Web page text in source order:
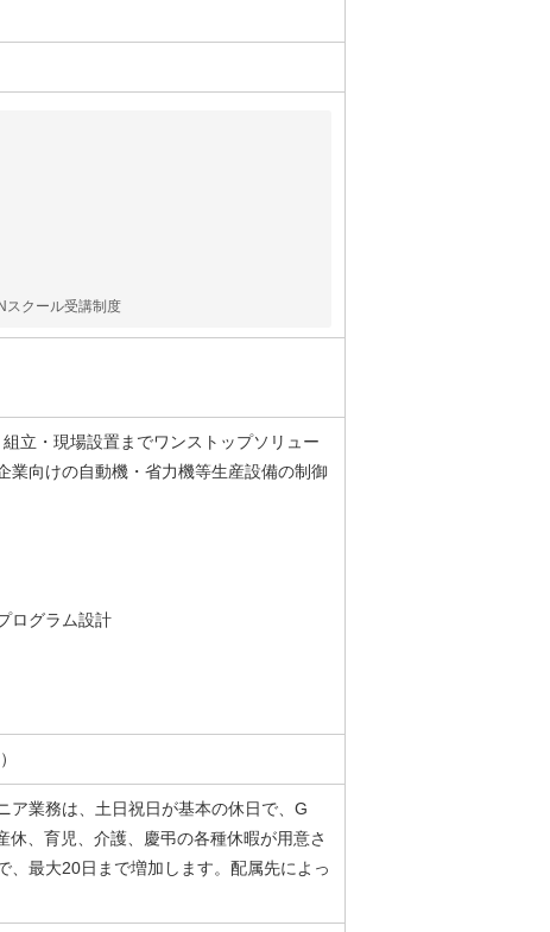
スクール受講制度
立・現場設置までワンストップソリュー
業向けの自動機・省力機等生産設備の制御
ログラム設計
ア業務は、土日祝日が基本の休日で、G
、育児、介護、慶弔の各種休暇が用意さ
、最大20日まで増加します。配属先によっ